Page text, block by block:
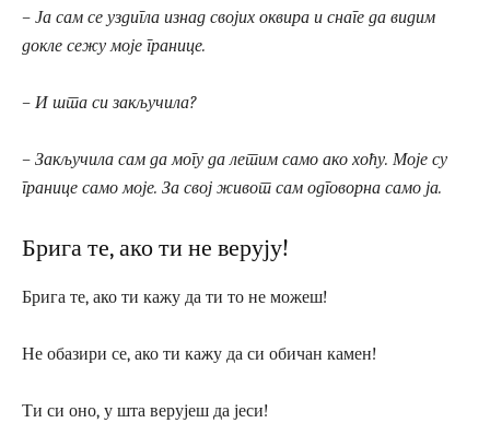
– Ја сам се уздигла изнад својих оквира и снаге да видим
докле сежу моје границе.
– И шта си закључила?
– Закључила сам да могу да летим само ако хоћу. Моје су
границе само моје. За свој живот сам одговорна само ја.
Брига те, ако ти не верују!
Брига те, ако ти кажу да ти то не можеш!
Не обазири се, ако ти кажу да си обичан камен!
Ти си оно, у шта верујеш да јеси!